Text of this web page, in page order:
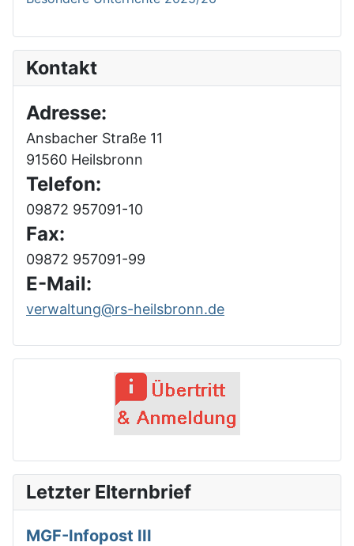
Kontakt
Adresse:
Ansbacher Straße 11
91560 Heilsbronn
Telefon:
09872 957091-10
Fax:
09872 957091-99
E-Mail:
verwaltung@rs-heilsbronn.de
Letzter Elternbrief
MGF-Infopost III